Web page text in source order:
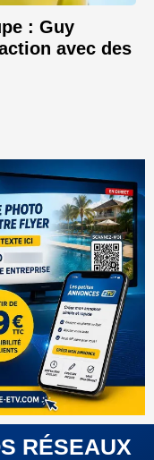
: Guy
avec des
RÉSEAUX